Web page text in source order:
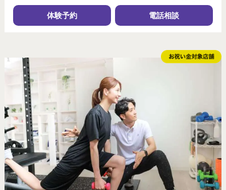
体験予約 電話相談